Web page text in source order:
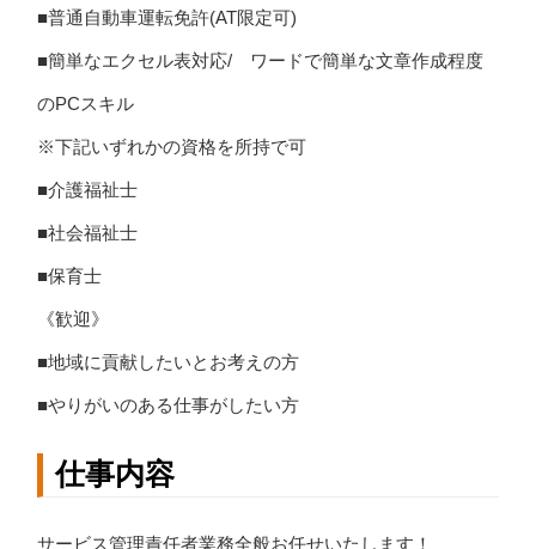
■普通自動車運転免許(AT限定可)
■簡単なエクセル表対応/ ワードで簡単な文章作成程度
のPCスキル
※下記いずれかの資格を所持で可
■介護福祉士
■社会福祉士
■保育士
《歓迎》
■地域に貢献したいとお考えの方
■やりがいのある仕事がしたい方
仕事内容
サービス管理責任者業務全般お任せいたします！